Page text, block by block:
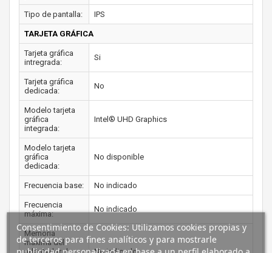
Tipo de pantalla: IPS
TARJETA GRÁFICA
Tarjeta gráfica
intregrada:
Si
Tarjeta gráfica
dedicada:
No
Modelo tarjeta
gráfica
integrada:
Intel® UHD Graphics
Modelo tarjeta
gráfica
dedicada:
No disponible
Frecuencia base: No indicado
Frecuencia
máxima:
No indicado
Memoria
máxima del
Consentimiento de Cookies: Utilizamos cookies propias y
de terceros para fines analíticos y para mostrarle